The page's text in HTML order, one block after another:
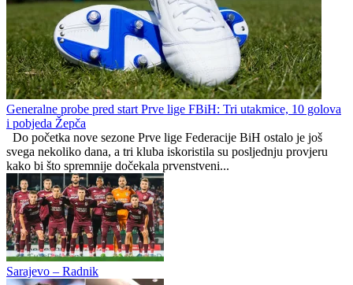
Američki bek novo pojačanje Slavije
Rudar iz Ugljevika dobio veliko pojačanje
Administrator DC
0 0